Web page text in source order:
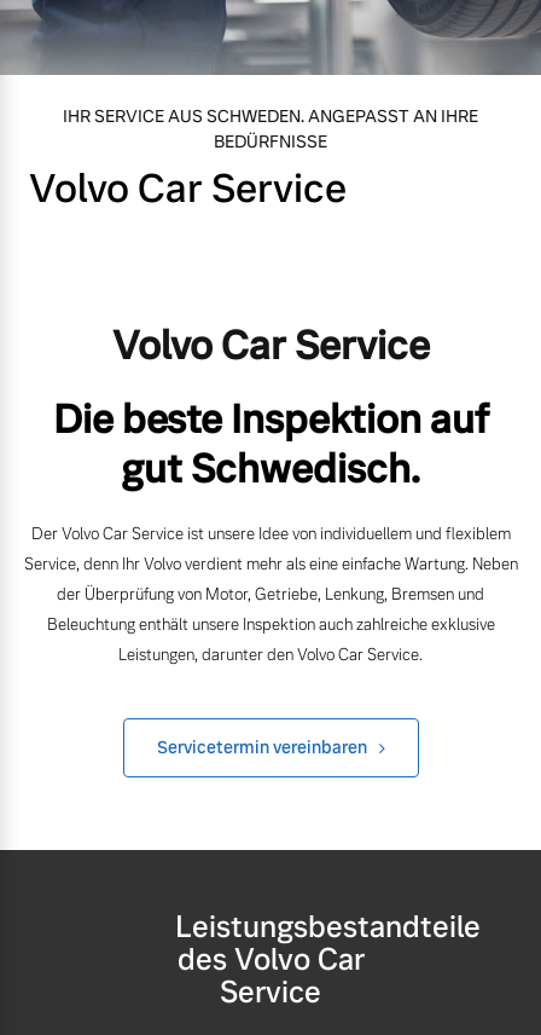
Mild-Hybrid
Editionsmodelle
Angebot anfragen
Fahrzeug konfigurieren
Sofort verfügbare Fahrzeuge
Mehr erfahren
Volvo Gebrauchtwagenbörse
Gebrauchtwagen
Service by Volvo
Vielzahl von Original
Volvo Winter- und
Sommer Kompletträder.
Bitte sprechen Sie uns
direkt an.
Entdecken Sie unsere
Mehr erfahren
Kontakt und Anfahrt
Karriere
IHR SERVICE AUS SCHWEDEN. ANGEPASST AN IHRE
BEDÜRFNISSE
Volvo Car Service
Volvo Car Service
Die beste Inspektion auf
gut Schwedisch.
Der Volvo Car Service ist unsere Idee von individuellem und flexiblem
Service, denn Ihr Volvo verdient mehr als eine einfache Wartung. Neben
der Überprüfung von Motor, Getriebe, Lenkung, Bremsen und
Beleuchtung enthält unsere Inspektion auch zahlreiche exklusive
Leistungen, darunter den Volvo Car Service.
Servicetermin vereinbaren
Leistungsbestandteile
des Volvo Car
Service